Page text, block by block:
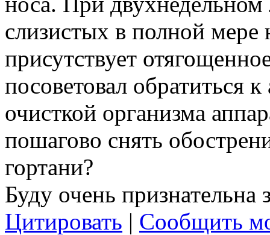
слизистых в полной мере
присутствует
посоветовал обратиться
очисткой организма
пошагово снять
гортани?
Буду очень признательна
Цитировать | Сообщить